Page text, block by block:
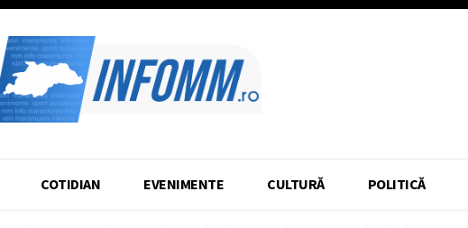
COTIDIAN EVENIMENTE CULTURĂ POLITICĂ